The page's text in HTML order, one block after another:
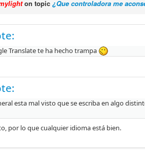
on topic ¿Que controladora me
Translate te ha hecho trampa
esta mal visto que se escriba en algo
por lo que cualquier idioma está bien.